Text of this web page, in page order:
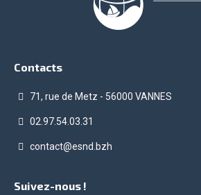
Contacts
71, rue de Metz - 56000 VANNES
02.97.54.03.31
contact@esnd.bzh
Suivez-nous !